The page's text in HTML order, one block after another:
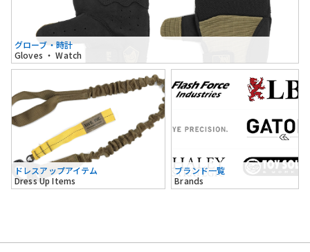
グローブ・時計
Gloves ・ Watch
ドレスアップアイテム
Dress Up Items
ブランド一覧
Brands